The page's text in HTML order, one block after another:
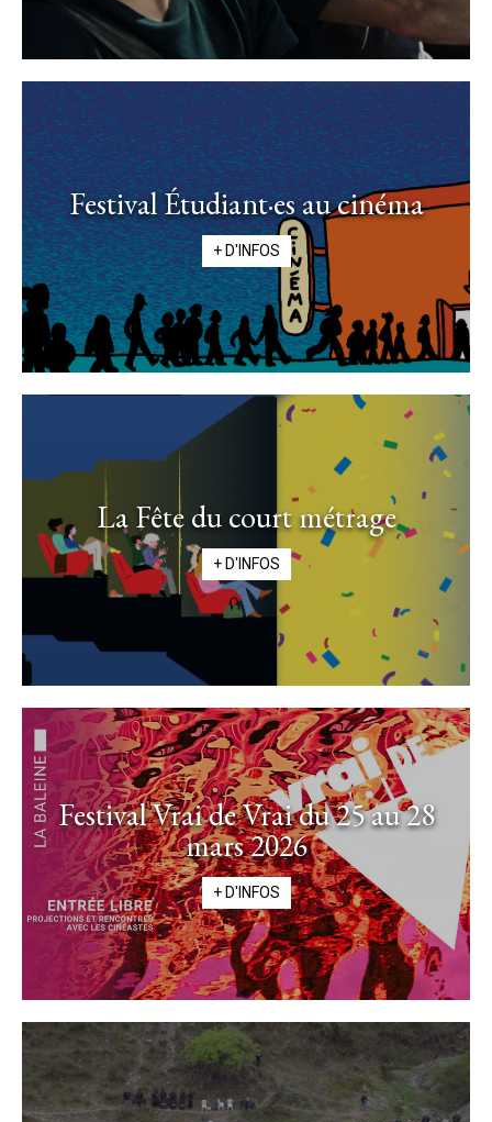
Festival Étudiant·es au cinéma
+ D'INFOS
La Fête du court métrage
+ D'INFOS
Festival Vrai de Vrai du 25 au 28
mars 2026
+ D'INFOS